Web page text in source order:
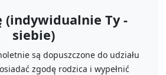
(indywidualnie Ty -
siebie)
są dopuszczone do udziału
zgodę rodzica i wypełnić